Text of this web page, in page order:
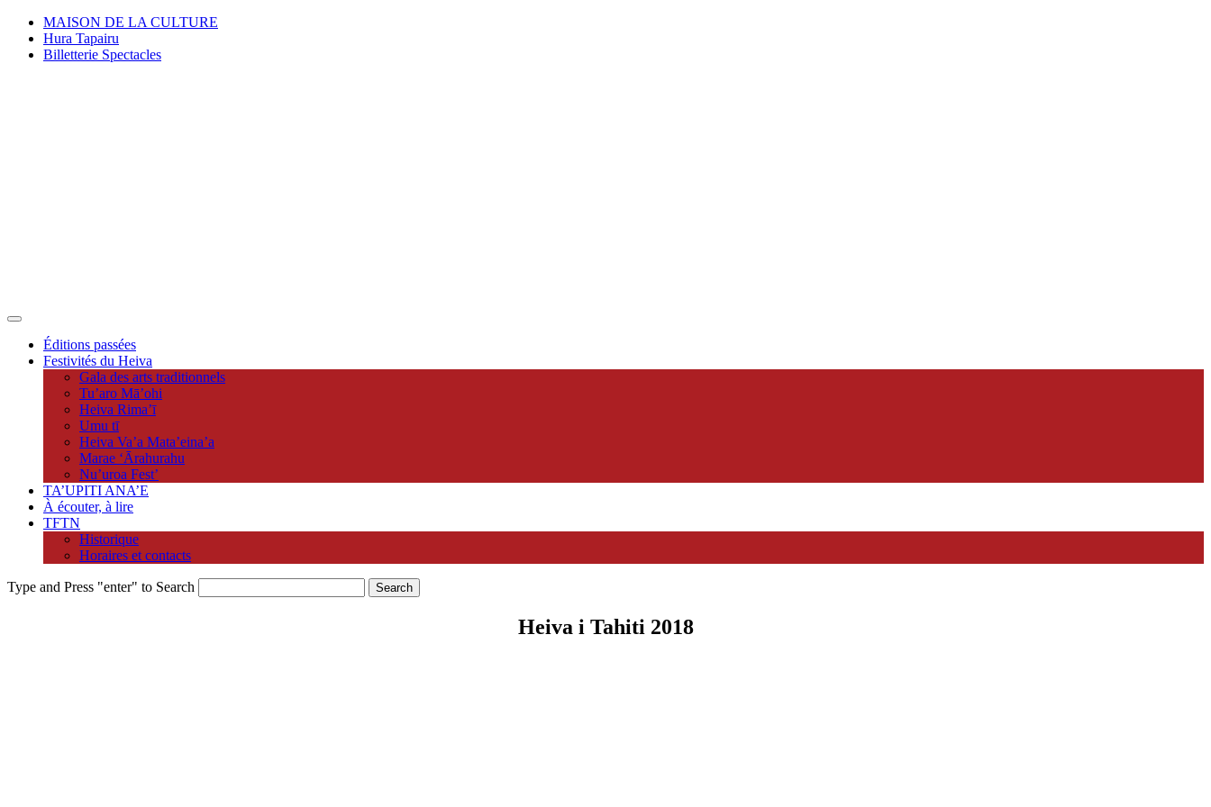
MAISON DE LA CULTURE
Hura Tapairu
Billetterie Spectacles
Éditions passées
Festivités du Heiva
Gala des arts traditionnels
Tu’aro Mā’ohi
Heiva Rima’ī
Umu tī
Heiva Va’a Mata’eina’a
Marae ‘Ārahurahu
Nu’uroa Fest’
TA’UPITI ANA’E
À écouter, à lire
TFTN
Historique
Horaires et contacts
Type and Press "enter" to Search
Heiva i Tahiti 2018